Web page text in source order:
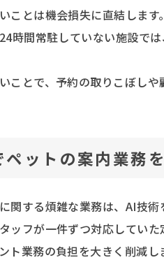
ことは機会損失に直結します。
時間常駐していない施設で
ことで、予約の取りこぼしや
ペットの案内業務
関する煩雑な業務は、AI技術
ッフが一件ずつ対応してい
ト業務の負担を大きく削減し